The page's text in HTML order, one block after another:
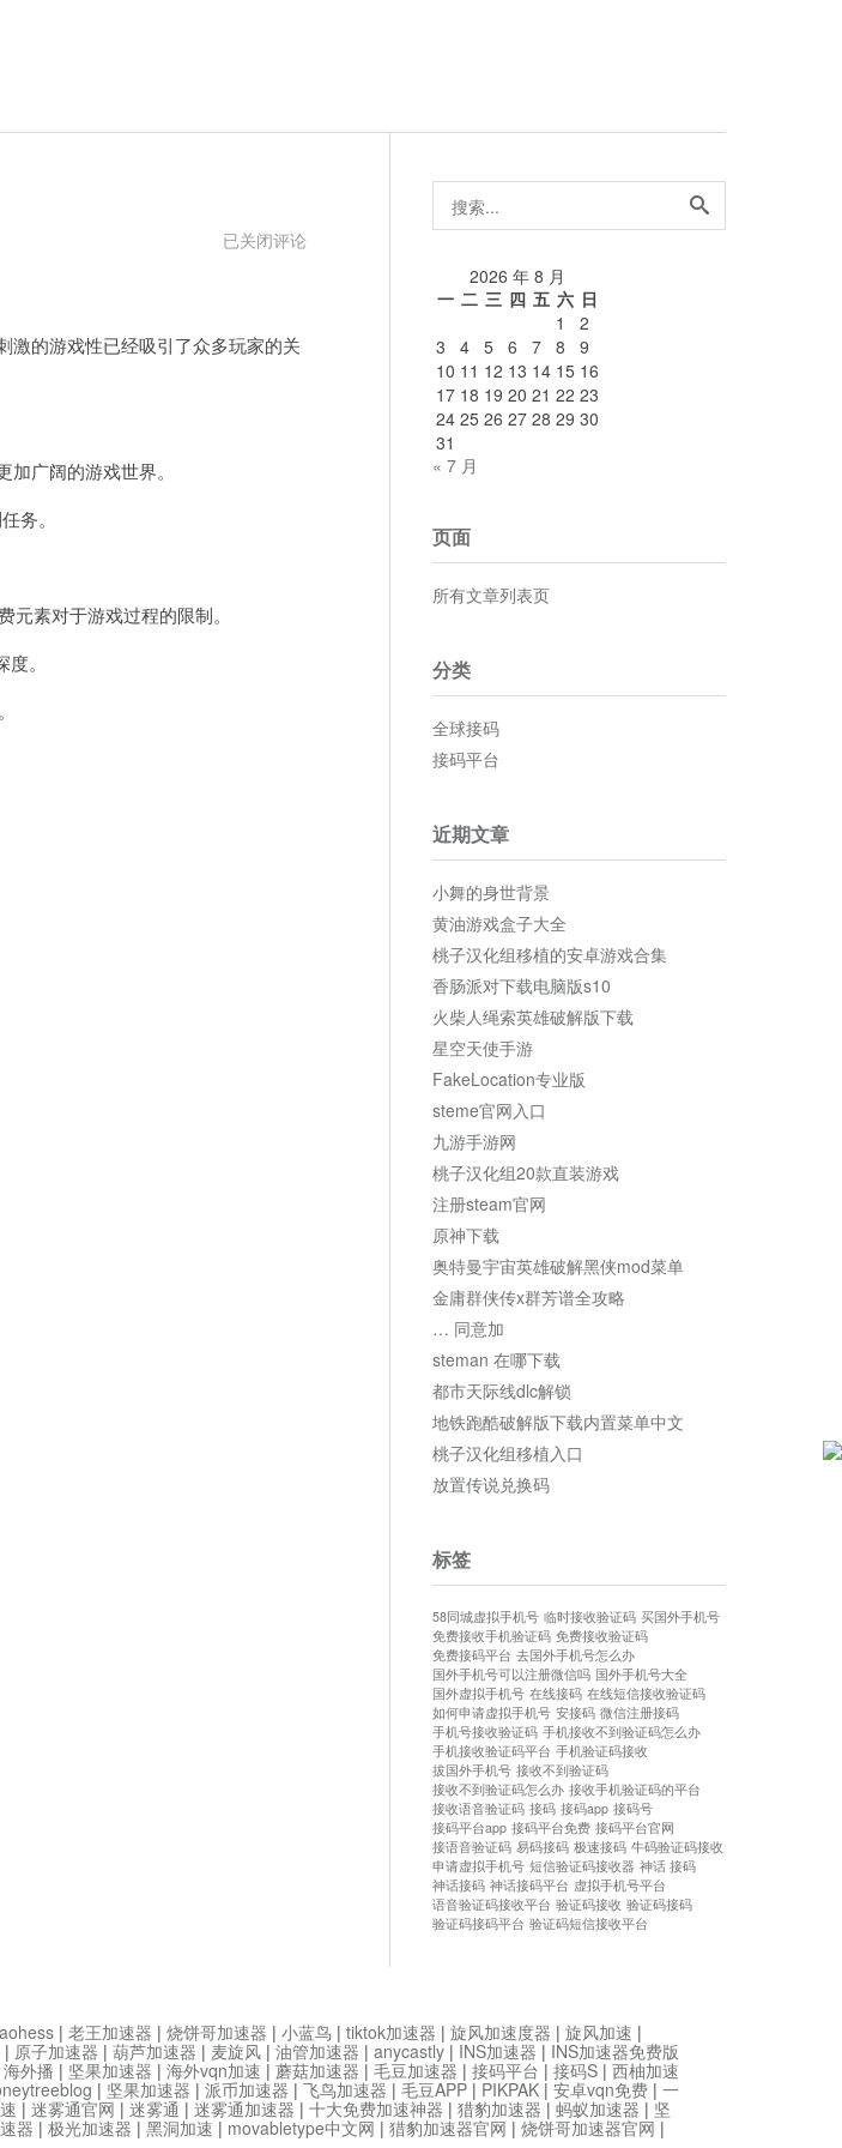
元
破
解
已关闭评论
的游戏性已经吸引了众多玩家的关
广阔的游戏世界。
务。
素对于游戏过程的限制。
。
搜
索...
2026 年 8 月
一 二 三 四 五 六 日
1
2
3
4 5 6 7 8
9
10 11 12 13 14 15 16
17 18 19 20 21 22 23
24 25 26 27 28 29 30
31
« 7 月
页面
所有文章列表页
分类
全球接码
接码平台
近期文章
小舞的身世背景
黄油游戏盒子大全
桃子汉化组移植的安卓游戏合集
香肠派对下载电脑版s10
火柴人绳索英雄破解版下载
星空天使手游
FakeLocation专业版
steme官网入口
九游手游网
桃子汉化组20款直装游戏
注册steam官网
原神下载
奥特曼宇宙英雄破解黑侠mod菜单
金庸群侠传x群芳谱全攻略
… 同意加
steman 在哪下载
都市天际线dlc解锁
地铁跑酷破解版下载内置菜单中文
桃子汉化组移植入口
放置传说兑换码
标签
58同城虚拟手机号 临时接收验证码 买国外手机号
免费接收手机验证码 免费接收验证码
免费接码平台 去国外手机号怎么办
国外手机号可以注册微信吗 国外手机号大全
国外虚拟手机号 在线接码 在线短信接收验证码
如何申请虚拟手机号 安接码 微信注册接码
手机号接收验证码 手机接收不到验证码怎么办
手机接收验证码平台 手机验证码接收
拔国外手机号 接收不到验证码
接收不到验证码怎么办 接收手机验证码的平台
接收语音验证码 接码 接码app 接码号
接码平台app 接码平台免费 接码平台官网
接语音验证码 易码接码 极速接码 牛码验证码接收
申请虚拟手机号 短信验证码接收器 神话 接码
神话接码 神话接码平台 虚拟手机号平台
语音验证码接收平台 验证码接收 验证码接码
验证码接码平台 验证码短信接收平台
| 老王加速器 | 烧饼哥加速器 | 小蓝鸟 | tiktok加速器 | 旋风加速度器 | 旋风加速 |
| 原子加速器 | 葫芦加速器 | 麦旋风 | 油管加速器 | anycastly | INS加速器 | INS加速器免费版
海外播 | 坚果加速器 | 海外vqn加速 | 蘑菇加速器 | 毛豆加速器 | 接码平台 | 接码S | 西柚加速
| 坚果加速器 | 派币加速器 | 飞鸟加速器 | 毛豆APP | PIKPAK | 安卓vqn免费 | 一
| 迷雾通官网 | 迷雾通 | 迷雾通加速器 | 十大免费加速神器 | 猎豹加速器 | 蚂蚁加速器 | 坚
器 | 极光加速器 | 黑洞加速 | movabletype中文网 | 猎豹加速器官网 | 烧饼哥加速器官网 |